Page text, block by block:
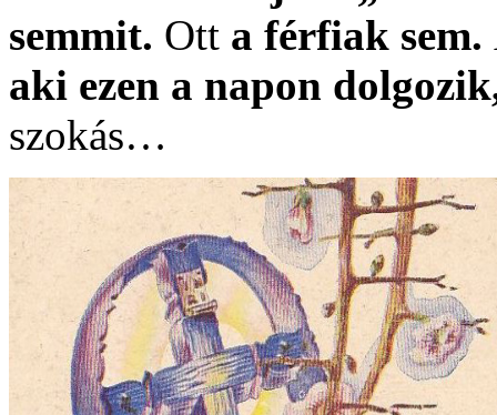
semmit. Ott a férfiak sem.
aki ezen a napon
szokás…